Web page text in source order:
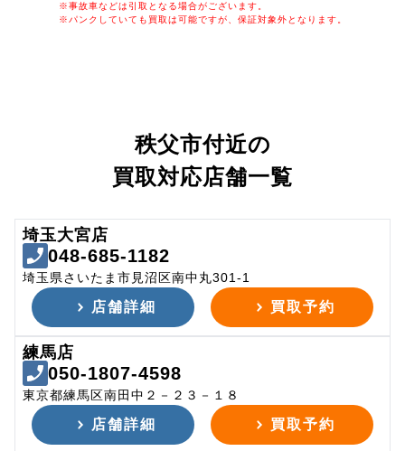
※事故車などは引取となる場合がございます。
※パンクしていても買取は可能ですが、保証対象外となります。
秩父市付近の
買取対応店舗一覧
埼玉大宮店
048-685-1182
埼玉県さいたま市見沼区南中丸301-1
店舗詳細 買取予約
練馬店
050-1807-4598
東京都練馬区南田中２－２３－１８
店舗詳細 買取予約